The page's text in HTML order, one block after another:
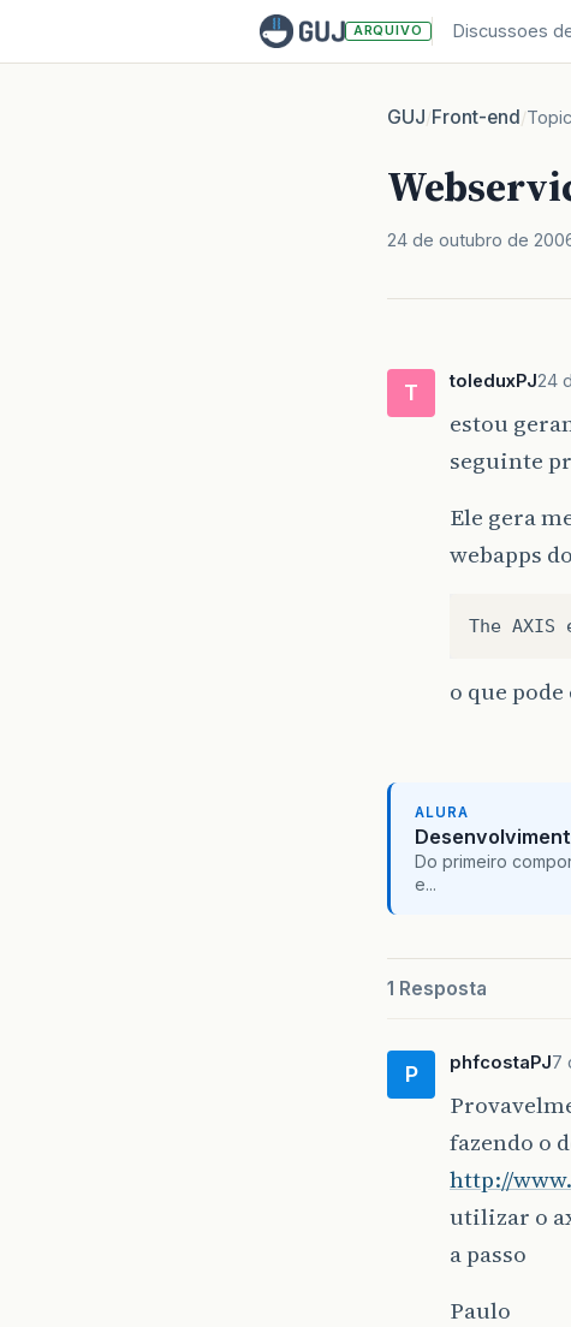
ARQUIVO Discussoes
GUJ/Front-end/
24 de outubro de
T toleduxPJ24
estou
seguinte
Ele gera
webapps
o que pode
ALURA
Do primeiro
e...
1 Resposta
P phfcostaPJ7
fazendo o
http://
utilizar o
a passo
Paulo